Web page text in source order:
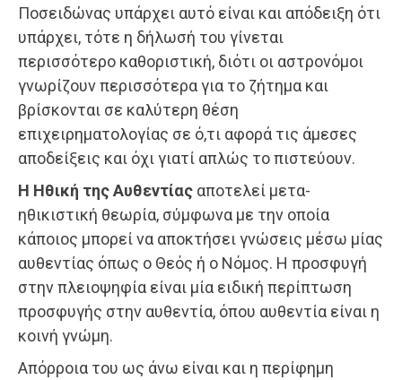
Ποσειδώνας υπάρχει αυτό είναι και απόδειξη ότι
υπάρχει, τότε η δήλωσή του γίνεται
περισσότερο καθοριστική, διότι οι αστρονόμοι
γνωρίζουν περισσότερα για το ζήτημα και
βρίσκονται σε καλύτερη θέση
επιχειρηματολογίας σε ό,τι αφορά τις άμεσες
αποδείξεις και όχι γιατί απλώς το πιστεύουν.
Η Ηθική της Αυθεντίας αποτελεί μετα-
ηθικιστική θεωρία, σύμφωνα με την οποία
κάποιος μπορεί να αποκτήσει γνώσεις μέσω μίας
αυθεντίας όπως ο Θεός ή ο Νόμος. Η προσφυγή
στην πλειοψηφία είναι μία ειδική περίπτωση
προσφυγής στην αυθεντία, όπου αυθεντία είναι η
κοινή γνώμη.
Απόρροια του ως άνω είναι και η περίφημη